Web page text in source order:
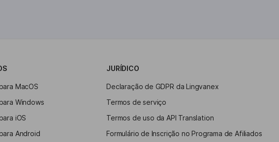
MacOS
Windows
iOS
Android
JURÍDICO
Declaração de GDPR da Lingvanex
Termos de serviço
Termos de uso da API Translation
Formulário de Inscrição no Programa de Afiliados